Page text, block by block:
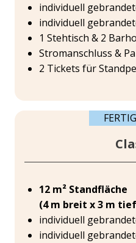
individuell
individuell
1 Stehtisch & 2
Stromanschluss &
2 Tickets für
12 m² Standfläche
(4 m breit x 3 m
individuell
individuell